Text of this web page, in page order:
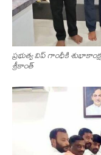
ప్రభుత్వ విప్ గాంధీకి
శ్రీకాంత్